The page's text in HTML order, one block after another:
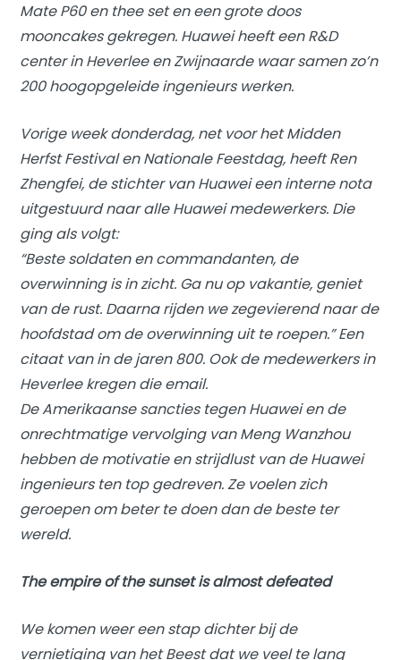
Mate P60 en thee set en een grote doos
mooncakes gekregen. Huawei heeft een R&D
center in Heverlee en Zwijnaarde waar samen zo’n
200 hoogopgeleide ingenieurs werken.
Vorige week donderdag, net voor het Midden
Herfst Festival en Nationale Feestdag, heeft Ren
Zhengfei, de stichter van Huawei een interne nota
uitgestuurd naar alle Huawei medewerkers. Die
ging als volgt:
“Beste soldaten en commandanten, de
overwinning is in zicht. Ga nu op vakantie, geniet
van de rust. Daarna rijden we zegevierend naar de
hoofdstad om de overwinning uit te roepen.” Een
citaat van in de jaren 800. Ook de medewerkers in
Heverlee kregen die email.
De Amerikaanse sancties tegen Huawei en de
onrechtmatige vervolging van Meng Wanzhou
hebben de motivatie en strijdlust van de Huawei
ingenieurs ten top gedreven. Ze voelen zich
geroepen om beter te doen dan de beste ter
wereld.
The empire of the sunset is almost defeated
We komen weer een stap dichter bij de
vernietiging van het Beest dat we veel te lang